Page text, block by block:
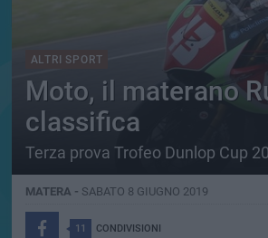
ALTRI SPORT
Moto, il materano
classifica
Terza prova Trofeo Dunlop Cup
MATERA - SABATO 8 GIUGNO 2019
11 CONDIVISIONI